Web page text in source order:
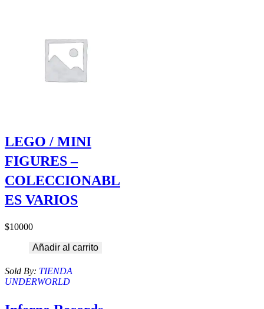
LEGO / MINI
FIGURES –
COLECCIONABL
ES VARIOS
$10000
Añadir al carrito
Sold By: TIENDA
UNDERWORLD